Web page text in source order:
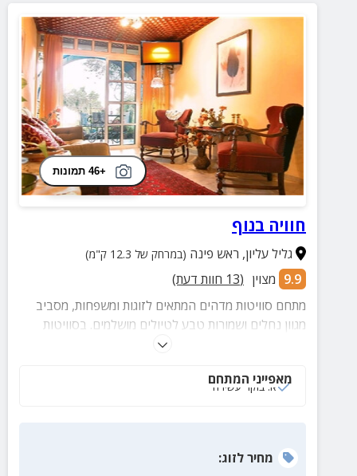
+46 תמונות
חוויה בנוף
גליל עליון, ראש פינה (במרחק של 12.3 ק"מ)
9.9 מצוין (
13 חוות דעת)
מתחם סוויטות מדהים המתאים לזוגות ומשפחות, מסביב
מגוון נחלים ושמורות טבע לטיולים מושלמים. בסוויטות
תיהנו מג'קוזי פרטי וחצר מטופחת ופסטורלית, כל
מאפייני המתחם
א. בוקר עשירה
מחירלזוג: